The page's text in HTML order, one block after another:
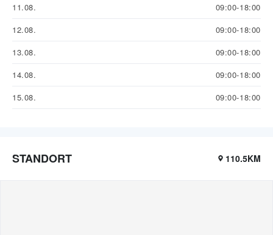
11.08.
09:00-18:00
12.08.
09:00-18:00
13.08.
09:00-18:00
14.08.
09:00-18:00
15.08.
09:00-18:00
STANDORT 110.5KM